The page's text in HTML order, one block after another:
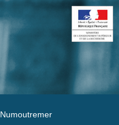
Numoutremer